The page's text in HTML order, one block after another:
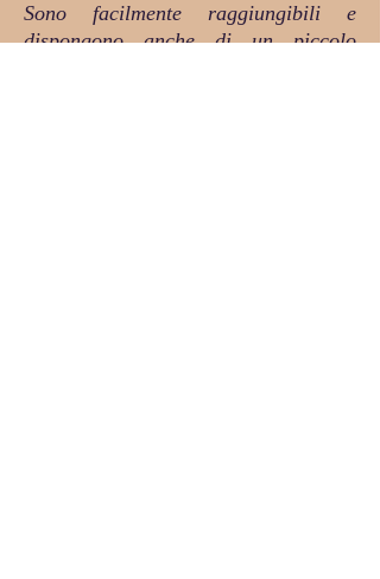
Sono facilmente raggiungibili e
dispongono anche di un piccolo